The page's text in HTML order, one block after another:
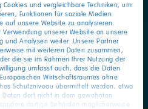
und vergleichbare Techniken, um
Funktionen für soziale Medien
auf unsere Website zu analysieren.
unserer Website an unsere
und Analysen weiter. Unsere Partner
mit weiteren Daten zusammen,
die sie im Rahmen Ihrer Nutzung der
umfasst auch, dass die Daten
Wirtschaftsraumes ohne
Schutzniveau übermittelt werden, etwa
dort nicht in dem gewohnten
dortige Behörden möglicherweise